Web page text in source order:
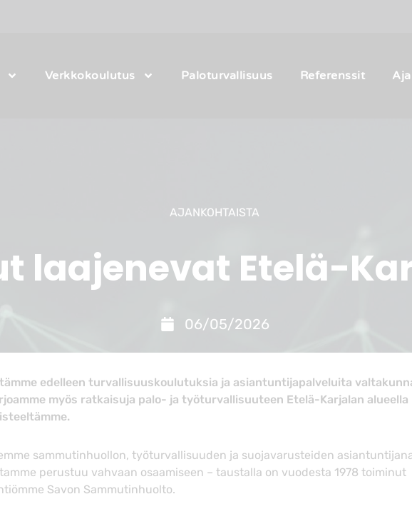
Verkkokoulutus Paloturvallisuus Referenssit
AJANKOHTAISTA
laajenevat Etelä-
06/05/2026
edelleen turvallisuuskoulutuksia ja asiantuntijapalveluita
myös ratkaisuja palo- ja työturvallisuuteen Etelä-Karjalan alueella
sammutinhuollon, työturvallisuuden ja suojavarusteiden
perustuu vahvaan osaamiseen – taustalla on vuodesta 1978 toiminut
Savon Sammutinhuolto.